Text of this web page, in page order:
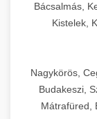
Bácsalmás,
Kistelek,
Nagykörös,
Budakeszi,
Mátrafüred,